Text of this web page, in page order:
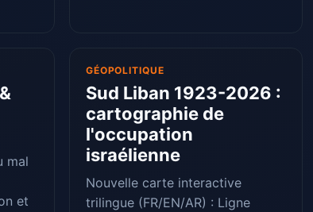
mal
et
GÉOPOLITIQUE
Sud Liban 1923-2026 :
cartographie de
l'occupation
israélienne
Nouvelle carte interactive
trilingue (FR/EN/AR) : Ligne